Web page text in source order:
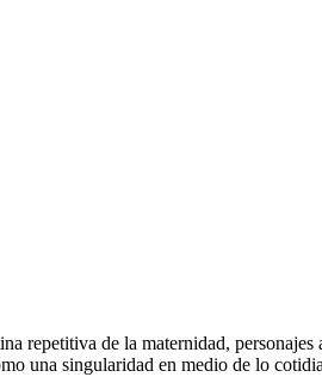
repetitiva de la maternidad,
una singularidad en medio de lo